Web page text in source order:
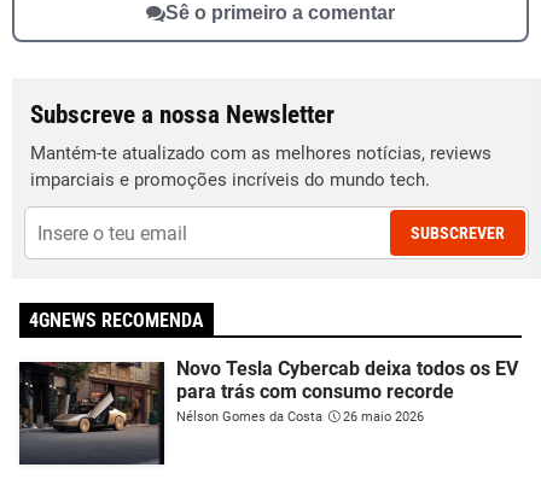
Sê o primeiro a comentar
Subscreve a nossa Newsletter
Mantém-te atualizado com as melhores notícias, reviews
imparciais e promoções incríveis do mundo tech.
SUBSCREVER
4GNEWS RECOMENDA
Novo Tesla Cybercab deixa todos os EV
para trás com consumo recorde
Nélson Gomes da Costa 26 maio 2026